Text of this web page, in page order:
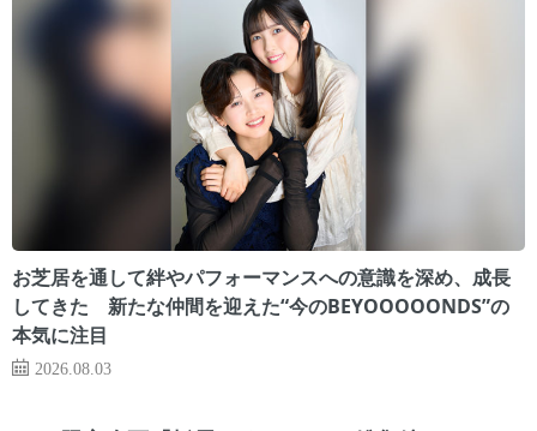
お芝居を通して絆やパフォーマンスへの意識を深め、成長
してきた 新たな仲間を迎えた“今のBEYOOOOONDS”の
本気に注目
2026.08.03